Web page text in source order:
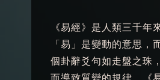
《易經》是人類三千
「易」是變動的意思
個卦辭爻句如走盤之珠